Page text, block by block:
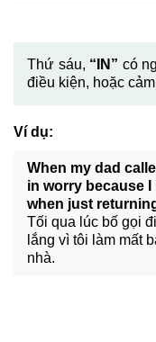
Thứ sáu, “IN” có
điều kiện, hoặc
Ví dụ:
When my dad
in worry because
when just
Tối qua lúc bố gọi
lắng vì tôi làm mất
nhà.